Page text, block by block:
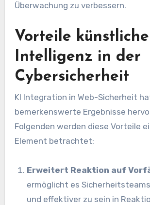
Überwachung zu verbessern.
Vorteile
Intelligenz in der
Cybersicherheit
KI Integration in Web-Sicherheit
bemerkenswerte Ergebnisse
Folgenden werden diese Vorteile
Element betrachtet:
Erweitert Reaktion auf
ermöglicht es
und effektiver zu sein in